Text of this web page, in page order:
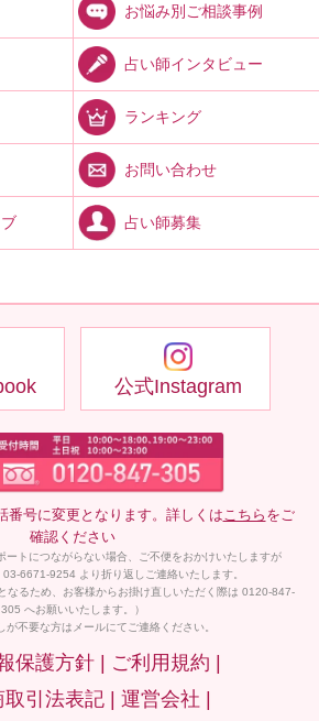
お悩み別ご相談事例
占い師インタビュー
ランキング
お問い合わせ
占い師募集
公式Instagram
番号に変更となります。詳しくは こちら をご
確認ください
トにつながらない場合、ご不便をおかけいたしますが
6671-9254 より折り返しご連絡いたします。
なるため、お客様からお掛け直しいただく際は 0120-847-
305 へお願いいたします。）
が不要な方はメールにてご連絡ください。
保護方針 | ご利用規約 |
取引法表記 | 運営会社 |